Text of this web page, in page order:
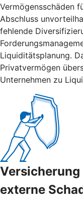
Vermögensschäden
Abschluss
fehlende
Liquiditätsplanung.
Privatvermögen
Unternehmen zu
externe